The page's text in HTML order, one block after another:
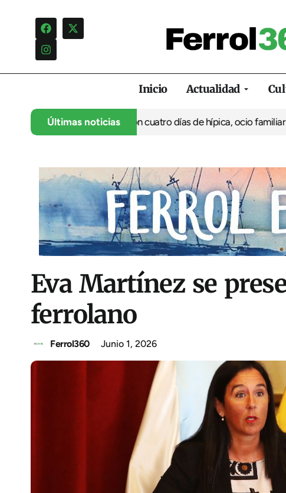
Inicio Actualidad
Últimas noticias
su 35º aniversario con cuatro días de hípica, ocio familiar y
Eva Martínez se
ferrolano
Ferrol360 Junio 1, 2026